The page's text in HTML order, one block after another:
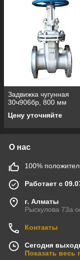
Задвижка чугунная
30ч906бр, 800 мм
Цену уточняйте
О нас
100%
Работает с
г. Алматы
Рыскулова 73а
Контакты
Сегодня
Показать весь